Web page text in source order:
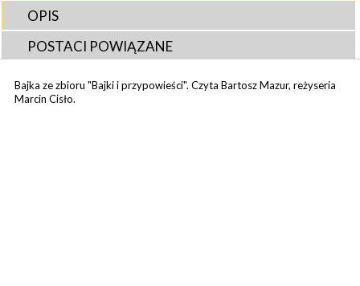
OPIS
POSTACI POWIĄZANE
Bajka ze zbioru "Bajki i przypowieści". Czyta Bartosz Mazur, reżyseria
Marcin Cisło.